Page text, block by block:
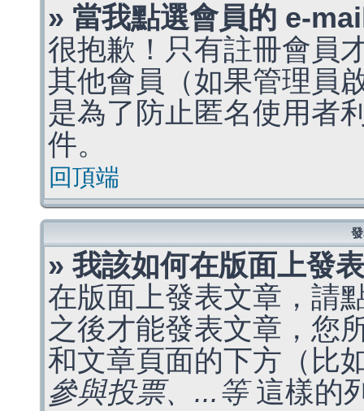
» 當我點選會員的 e-
很抱歉！只有註冊會員
其他會員（如果管理員
是為了防止匿名使用者
件。
回頂端
» 我該如何在版面上發
在版面上發表文章，請
之後才能發表文章，您
和文章頁面的下方（比
參與投票、...等這樣的